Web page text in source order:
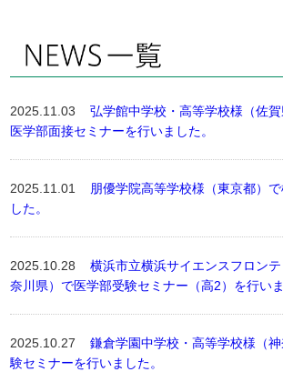
2025.11.03弘学館中学校・高等学校様（佐
医学部面接セミナーを行いました。
2025.11.01 朋優学院高等学校様（東京都）
した。
2025.10.28横浜市立横浜サイエンスフロン
奈川県）で医学部受験セミナー（高2）を行いま
2025.10.27鎌倉学園中学校・高等学校様（
験セミナーを行いました。